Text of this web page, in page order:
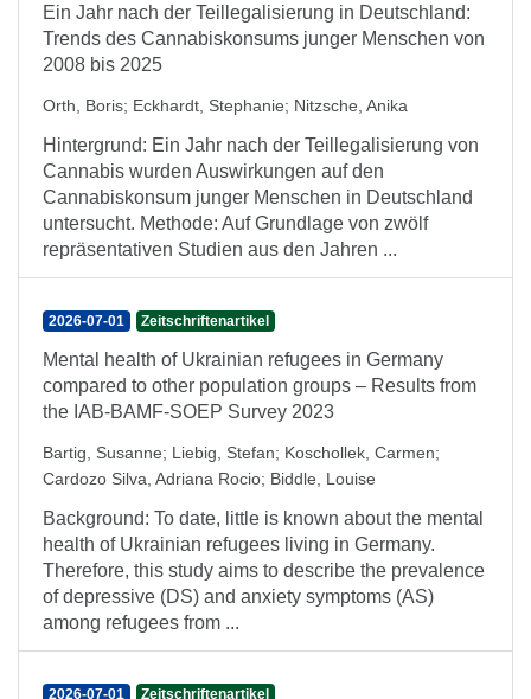
Ein Jahr nach der Teillegalisierung in Deutschland:
Trends des Cannabiskonsums junger Menschen von
2008 bis 2025
Orth, Boris; Eckhardt, Stephanie; Nitzsche, Anika
Hintergrund: Ein Jahr nach der Teillegalisierung von
Cannabis wurden Auswirkungen auf den
Cannabiskonsum junger Menschen in Deutschland
untersucht. Methode: Auf Grundlage von zwölf
repräsentativen Studien aus den Jahren ...
2026-07-01 Zeitschriftenartikel
Mental health of Ukrainian refugees in Germany
compared to other population groups – Results from
the IAB-BAMF-SOEP Survey 2023
Bartig, Susanne; Liebig, Stefan; Koschollek, Carmen;
Cardozo Silva, Adriana Rocio; Biddle, Louise
Background: To date, little is known about the mental
health of Ukrainian refugees living in Germany.
Therefore, this study aims to describe the prevalence
of depressive (DS) and anxiety symptoms (AS)
among refugees from ...
2026-07-01 Zeitschriftenartikel